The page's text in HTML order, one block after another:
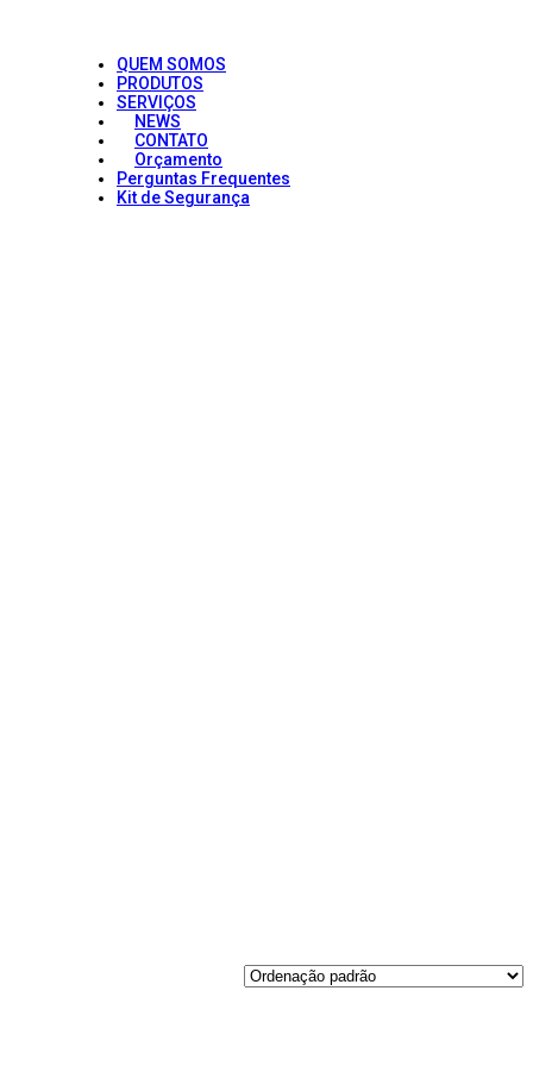
QUEM SOMOS
PRODUTOS
SERVIÇOS
NEWS
CONTATO
Orçamento
Perguntas Frequentes
Kit de Segurança